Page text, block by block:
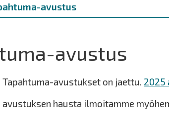
avustus
avustus
Tapahtuma-avustukset on jaettu. 2025
hausta ilmoitamme